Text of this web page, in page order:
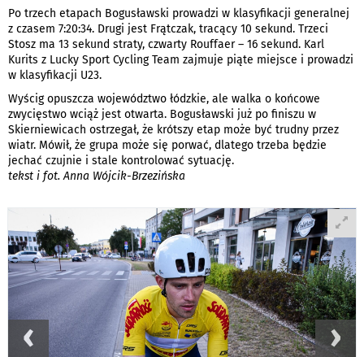
Po trzech etapach Bogusławski prowadzi w klasyfikacji generalnej
z czasem 7:20:34. Drugi jest Frątczak, tracący 10 sekund. Trzeci
Stosz ma 13 sekund straty, czwarty Rouffaer – 16 sekund. Karl
Kurits z Lucky Sport Cycling Team zajmuje piąte miejsce i prowadzi
w klasyfikacji U23.
Wyścig opuszcza województwo łódzkie, ale walka o końcowe
zwycięstwo wciąż jest otwarta. Bogusławski już po finiszu w
Skierniewicach ostrzegał, że krótszy etap może być trudny przez
wiatr. Mówił, że grupa może się porwać, dlatego trzeba będzie
jechać czujnie i stale kontrolować sytuację.
tekst i fot. Anna Wójcik-Brzezińska
‹ ›